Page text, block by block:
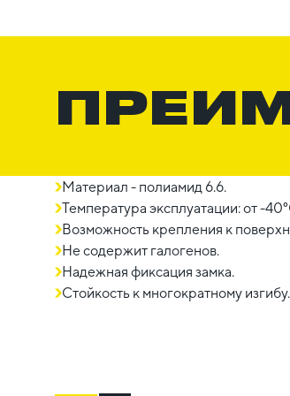
Материал - полиамид 6.6.
Температура эксплуатации: от -
Возможность крепления к
Не содержит галогенов.
Надежная фиксация замка.
Стойкость к многократному изгибу.